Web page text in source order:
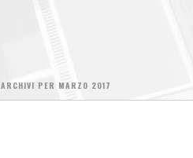
ARCHIVI PER MARZO 2017